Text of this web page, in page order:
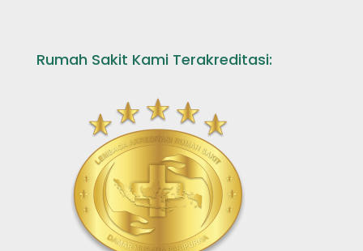
Rumah Sakit Kami Terakreditasi: